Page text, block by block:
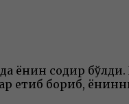
ёнғин содир
етиб бориб,